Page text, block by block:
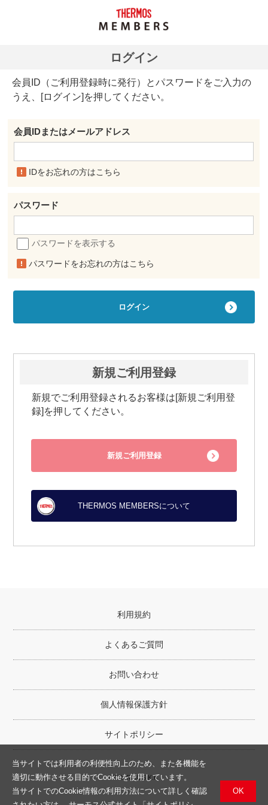
ログイン
会員ID（ご利用登録時に発行）とパスワードをご入力の
うえ、[ログイン]を押してください。
会員IDまたはメールアドレス
IDをお忘れの方はこちら
パスワード
パスワードを表示する
パスワードをお忘れの方はこちら
新規ご利用登録
新規でご利用登録されるお客様は[新規ご利用登
録]を押してください。
新規ご利用登録
THERMOS MEMBERSについて
利用規約
よくあるご質問
お問い合わせ
個人情報保護方針
サイトポリシー
©THERMOS K.K.
当サイトでは利用者の利便性向上のため、また各機能を
適切に動作させる目的でCookieを使用しています。
当サイトでのCookie情報の利用方法について詳しく確認
OK